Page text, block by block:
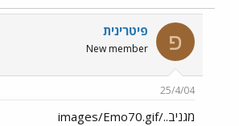
פ פיטרינית
New member
25/4/04
מגניב../images/Emo70.gif